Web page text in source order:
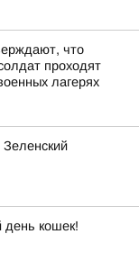
что
проходят
лагерях
кошек!